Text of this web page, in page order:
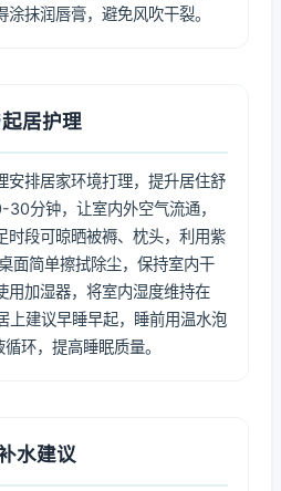
抹润唇膏，避免风吹干裂。
居护理
安排居家环境打理，提升居住舒
分钟，让室内外空气流通，
时段可晾晒被褥、枕头，利用紫
面简单擦拭除尘，保持室内干
用加湿器，将室内湿度维持在
建议早睡早起，睡前用温水泡
环，提高睡眠质量。
水建议